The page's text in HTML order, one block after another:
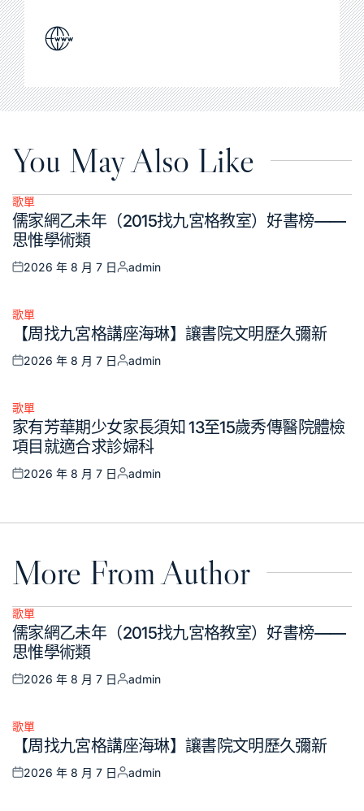
You May Also Like
Posted
in
歌單
儒家網乙未年（2015找九宮格教室）好書榜——
思惟學術類
Posted
2026 年 8 月 7 日
Posted
admin
Posted
歌單
【周找九宮格講座海琳】讓書院文明歷久彌新
Posted
2026 年 8 月 7 日
Posted
admin
Posted
in
歌單
家有芳華期少女家長須知 13至15歲秀傳醫院體檢
項目就適合求診婦科
Posted
2026 年 8 月 7 日
Posted
admin
More From Author
Posted
in
歌單
儒家網乙未年（2015找九宮格教室）好書榜——
思惟學術類
Posted
2026 年 8 月 7 日
Posted
admin
Posted
歌單
【周找九宮格講座海琳】讓書院文明歷久彌新
Posted
2026 年 8 月 7 日
Posted
admin